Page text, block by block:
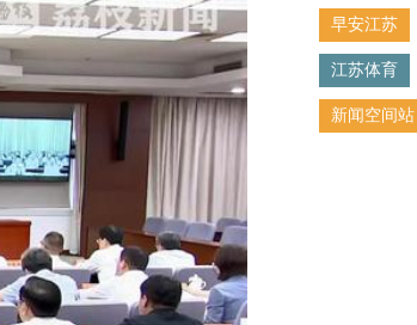
早安江苏
江苏体育
新闻空间站